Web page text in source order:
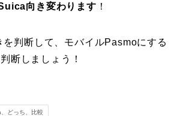
向き変わります ！
を判断して、モバイルPasmoにする
断しましょう！
どっち、比較